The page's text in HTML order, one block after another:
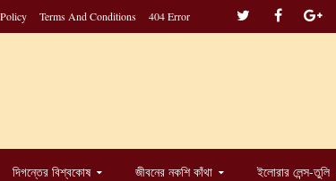
Terms And Conditions 404 Error
দিগন্তের বিশ্বকোষ জীবনের নকশি কাঁথা ইলোরার লেন্স-তুলি